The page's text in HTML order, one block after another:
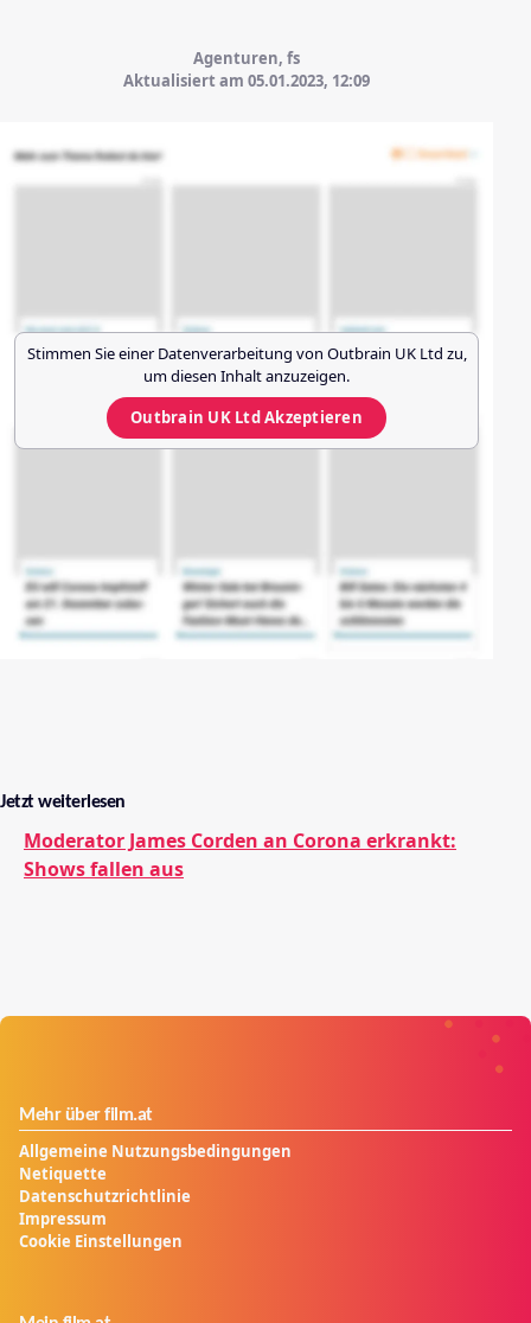
Agenturen, fs
Aktualisiert am 05.01.2023, 12:09
Stimmen Sie einer Datenverarbeitung von Outbrain UK Ltd zu,
um diesen Inhalt anzuzeigen.
Outbrain UK LtdAkzeptieren
Jetzt weiterlesen
Moderator James Corden an Corona erkrankt:
Shows fallen aus
Mehr über film.at
Allgemeine Nutzungsbedingungen
Netiquette
Datenschutzrichtlinie
Impressum
Cookie Einstellungen